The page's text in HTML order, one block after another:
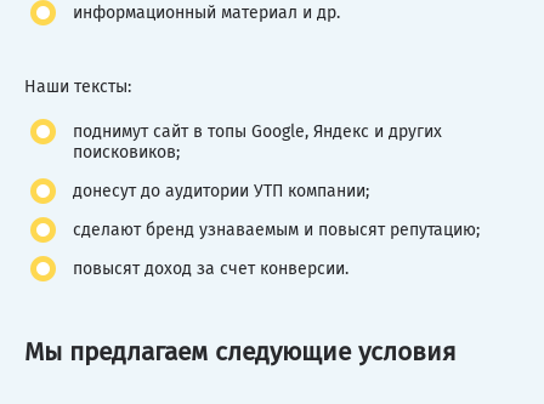
информационный материал и др.
Наши тексты:
поднимут сайт в топы Google, Яндекс и других
поисковиков;
донесут до аудитории УТП компании;
сделают бренд узнаваемым и повысят репутацию;
повысят доход за счет конверсии.
Мы предлагаем следующие условия